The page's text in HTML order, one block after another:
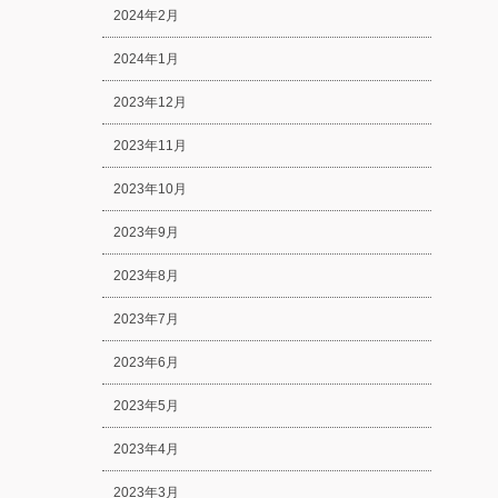
2024年2月
2024年1月
2023年12月
2023年11月
2023年10月
2023年9月
2023年8月
2023年7月
2023年6月
2023年5月
2023年4月
2023年3月